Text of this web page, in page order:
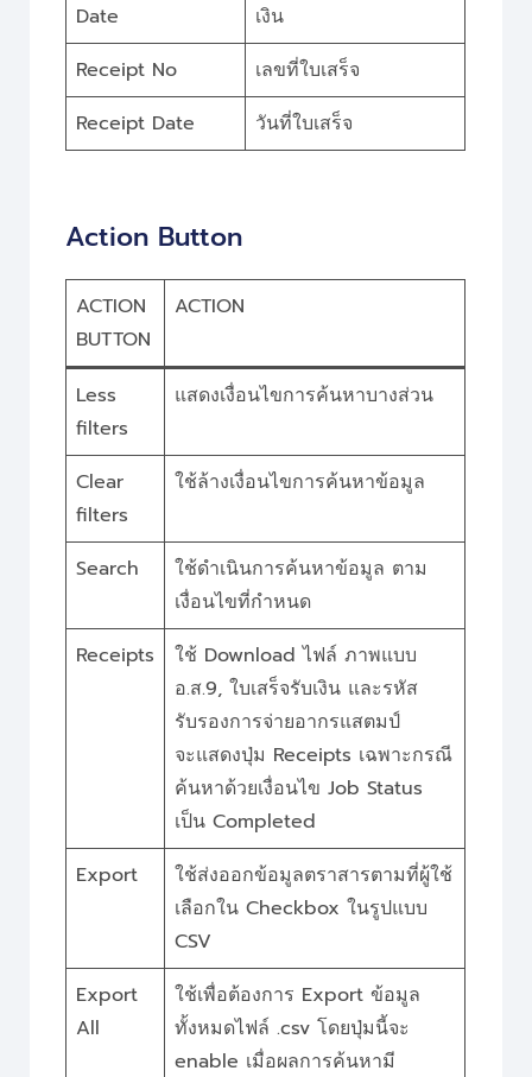
Date
เงิน
Receipt No
เลขที่ใบเสร็จ
Receipt Date
วันที่ใบเสร็จ
Action Button
ACTION
BUTTON
ACTION
Less
filters
แสดงเงื่อนไขการค้นหาบางส่วน
Clear
filters
ใช้ล้างเงื่อนไขการค้นหาข้อมูล
Search
ใช้ดำเนินการค้นหาข้อมูล ตาม
เงื่อนไขที่กำหนด
Receipts
ใช้ Download ไฟล์ ภาพแบบ
อ.ส.9, ใบเสร็จรับเงิน และรหัส
รับรองการจ่ายอากรแสตมป์
จะแสดงปุ่ม Receipts เฉพาะกรณี
ค้นหาด้วยเงื่อนไข Job Status
เป็น Completed
Export
ใช้ส่งออกข้อมูลตราสารตามที่ผู้ใช้
เลือกใน Checkbox ในรูปแบบ
CSV
Export
All
ใช้เพื่อต้องการ Export ข้อมูล
ทั้งหมดไฟล์ .csv โดยปุ่มนี้จะ
enable เมื่อผลการค้นหามี